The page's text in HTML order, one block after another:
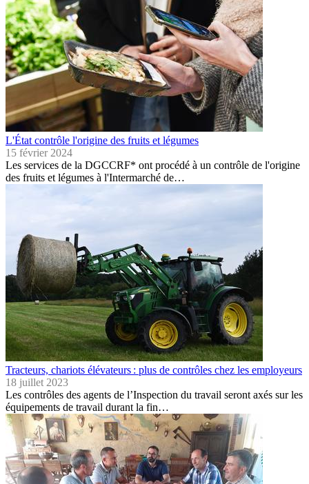
L'État contrôle l'origine des fruits et légumes
15 février 2024
Les services de la DGCCRF* ont procédé à un contrôle de l'origine
des fruits et légumes à l'Intermarché de…
Tracteurs, chariots élévateurs : plus de contrôles chez les employeurs
18 juillet 2023
Les contrôles des agents de l’Inspection du travail seront axés sur les
équipements de travail durant la fin…